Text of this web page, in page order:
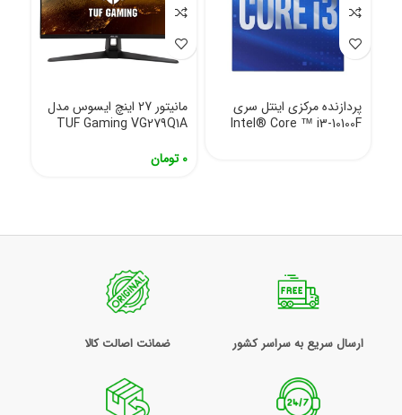
پردازنده مرکزی اینتل سری
Intel® Core ™ i3-10100F
مانیتور 27 اینچ ایسوس مدل
TUF Gaming VG279Q1A
0 تومان
ارسال سریع به سراسر کشور ضمانت اصالت کالا